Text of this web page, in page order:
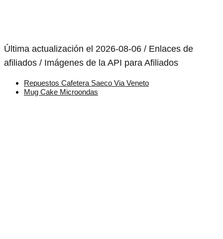
Última actualización el 2026-08-06 / Enlaces de
afiliados / Imágenes de la API para Afiliados
Repuestos Cafetera Saeco Via Veneto
Mug Cake Microondas